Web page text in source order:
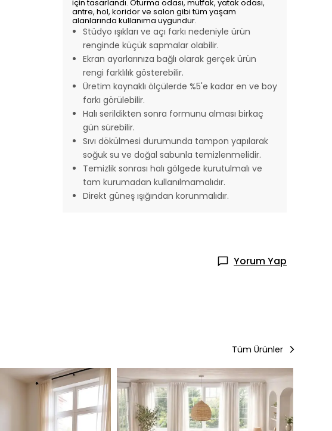
için tasarlandı. Oturma odası, mutfak, yatak odası,
antre, hol, koridor ve salon gibi tüm yaşam
alanlarında kullanıma uygundur.
Stüdyo ışıkları ve açı farkı nedeniyle ürün
renginde küçük sapmalar olabilir.
Ekran ayarlarınıza bağlı olarak gerçek ürün
rengi farklılık gösterebilir.
Üretim kaynaklı ölçülerde %5'e kadar en ve boy
farkı görülebilir.
Halı serildikten sonra formunu alması birkaç
gün sürebilir.
Sıvı dökülmesi durumunda tampon yapılarak
soğuk su ve doğal sabunla temizlenmelidir.
Temizlik sonrası halı gölgede kurutulmalı ve
tam kurumadan kullanılmamalıdır.
Direkt güneş ışığından korunmalıdır.
Yorum Yap
Tüm Ürünler